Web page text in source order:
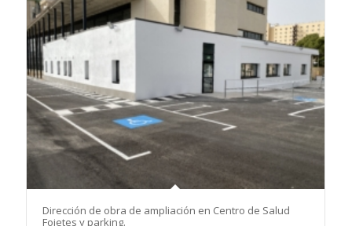
Dirección de obra de ampliación en Centro de Salud
Foietes y parking.